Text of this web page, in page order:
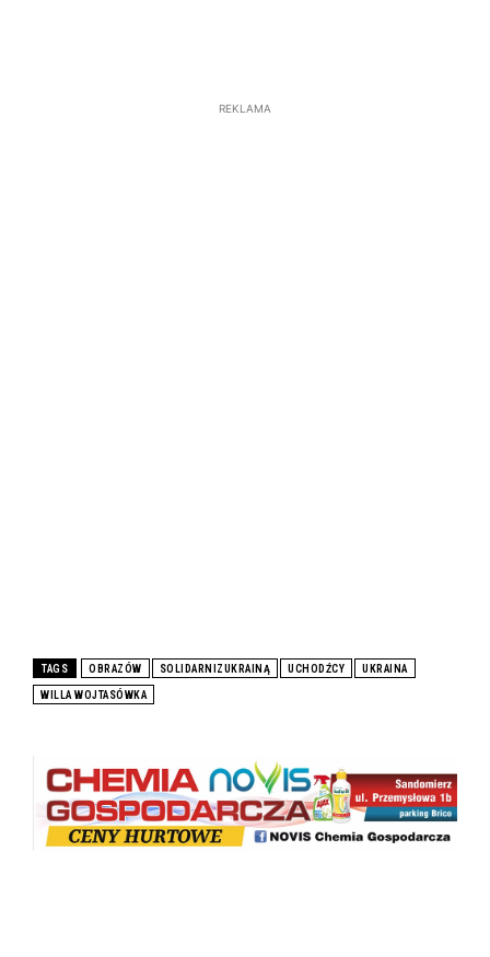
REKLAMA
TAGS OBRAZÓW SOLIDARNIZUKRAINĄ UCHODŹCY UKRAINA
WILLA WOJTASÓWKA